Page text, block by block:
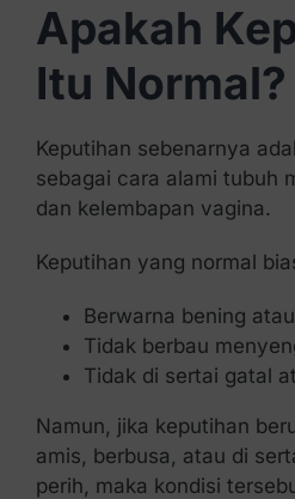
Apakah
Itu Normal?
Keputihan sebenarnya
sebagai cara alami tubuh
dan kelembapan vagina.
Keputihan yang normal
Berwarna bening
Tidak berbau
Tidak di sertai gatal
Namun, jika keputihan
amis, berbusa, atau di
perih, maka kondisi